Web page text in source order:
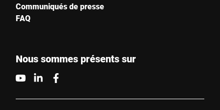
Communiqués de presse
FAQ
Nous sommes présents sur